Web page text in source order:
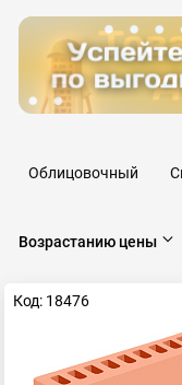
Облицовочный
Поризованный
ЛСР
Для мангала и
Керамический,
Возрастанию цены
Код: 18476